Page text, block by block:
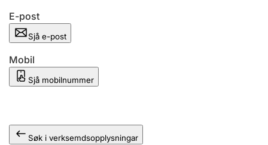
E-post
Sjå e-post
Mobil
Sjå mobilnummer
Søk i verksemdsopplysningar